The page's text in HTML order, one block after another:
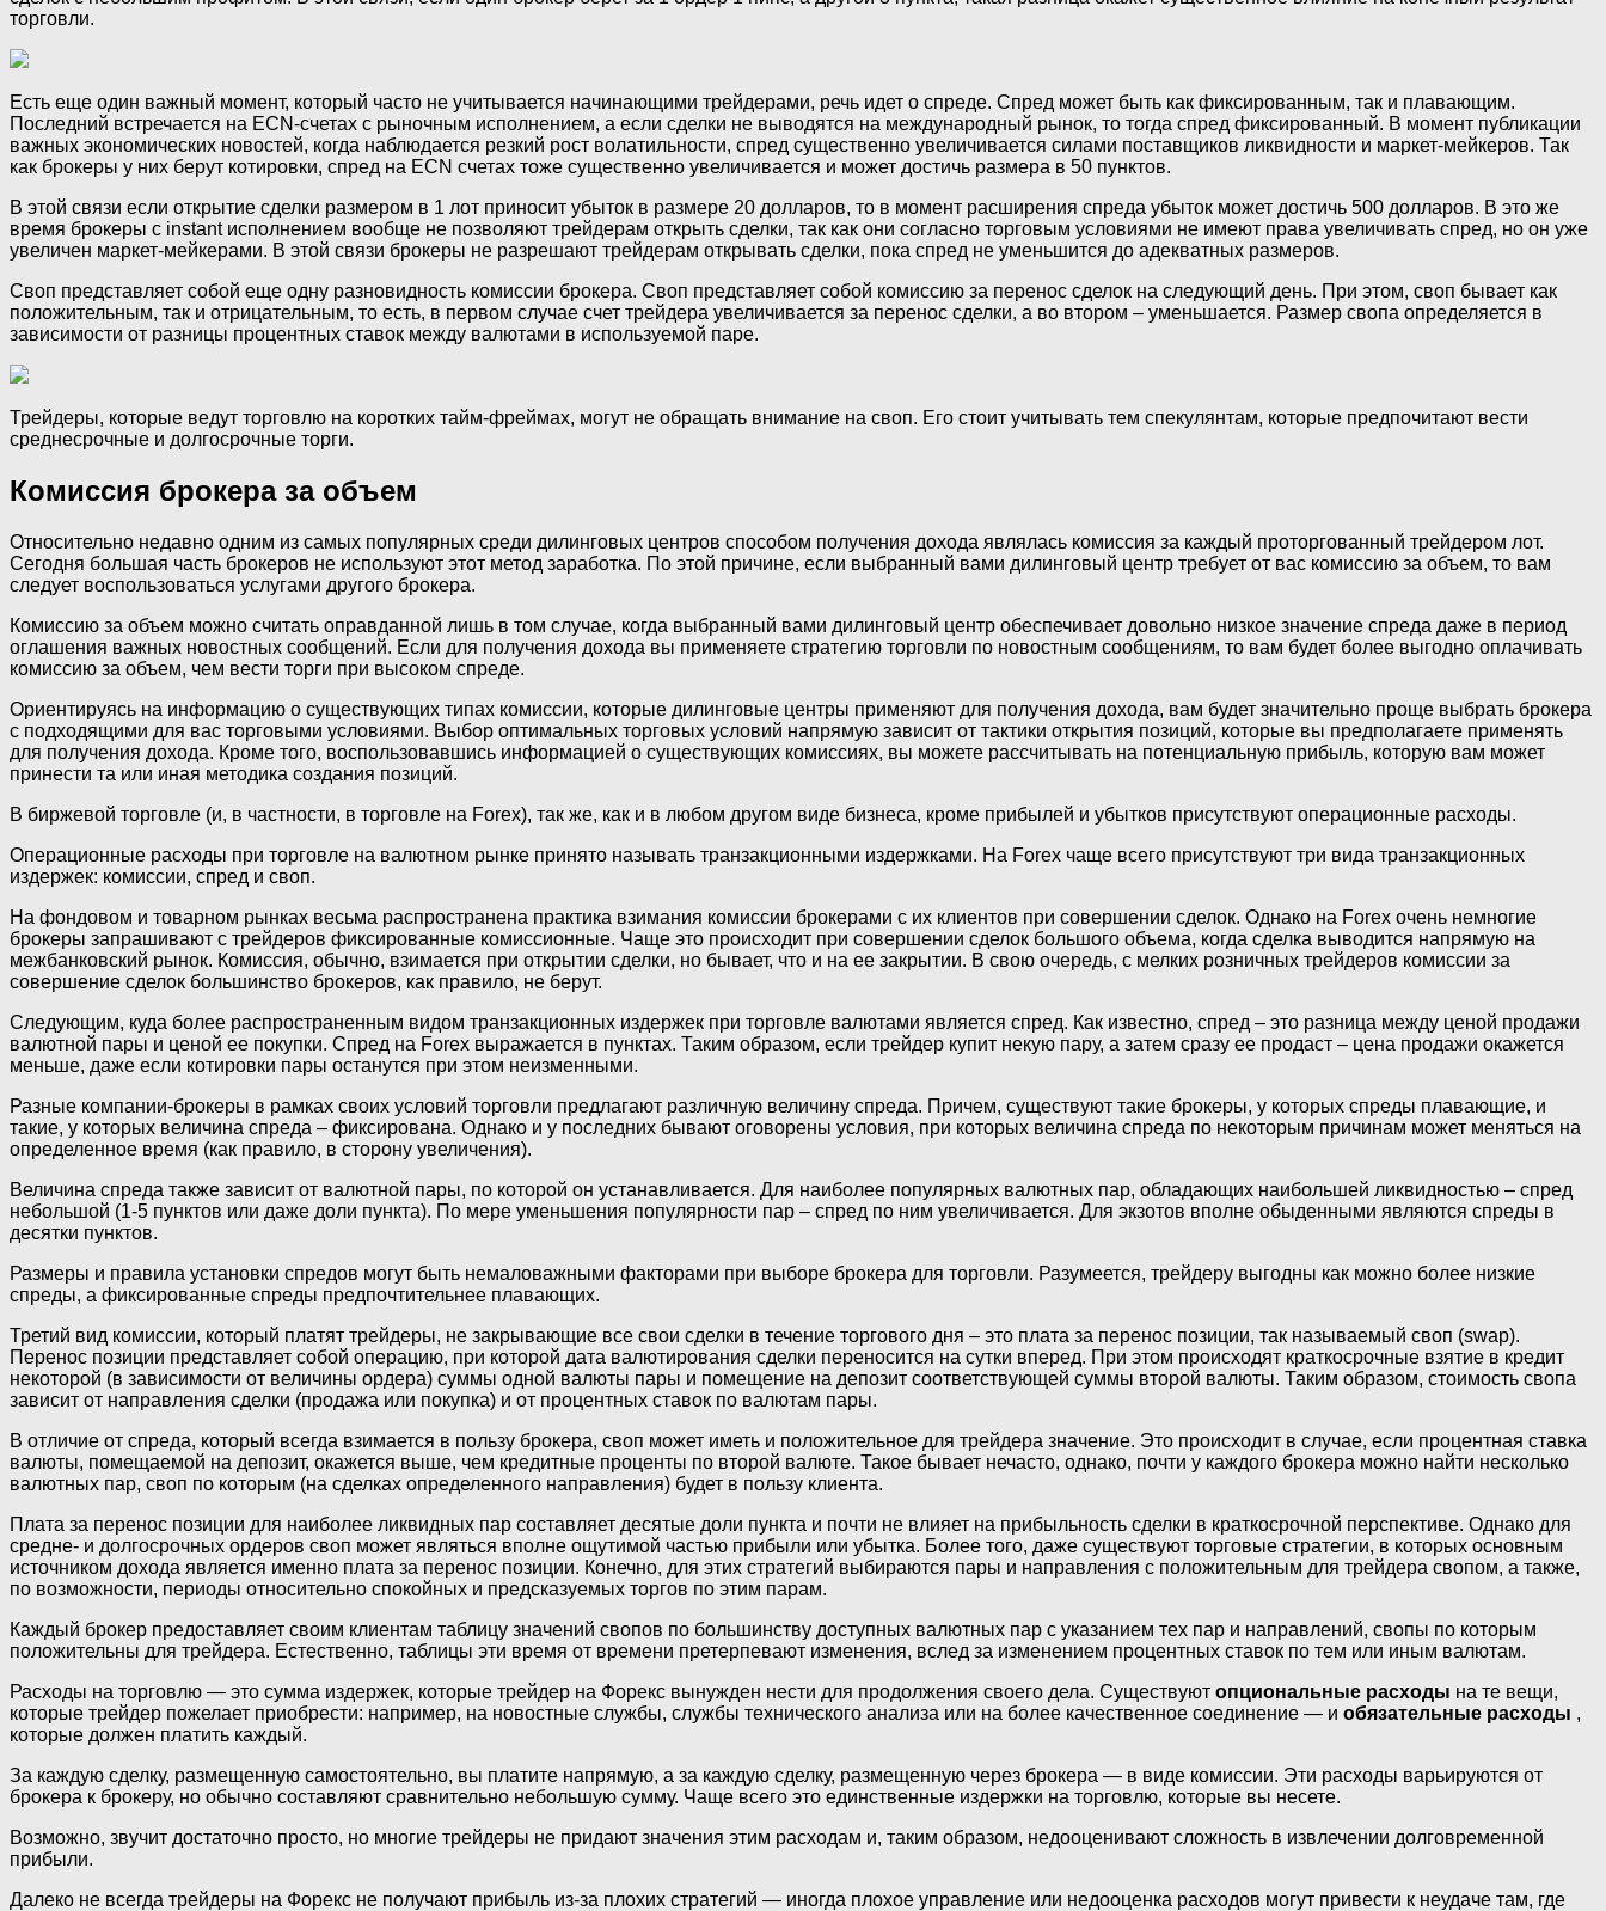
торговли.
Есть еще один важный момент, который часто не учитывается начинающими трейдерами, речь идет о спреде. Спред может быть как фиксированным, так и плавающим.
Последний встречается на ECN-счетах с рыночным исполнением, а если сделки не выводятся на международный рынок, то тогда спред фиксированный. В момент публикации
важных экономических новостей, когда наблюдается резкий рост волатильности, спред существенно увеличивается силами поставщиков ликвидности и маркет-мейкеров. Так
как брокеры у них берут котировки, спред на ECN счетах тоже существенно увеличивается и может достичь размера в 50 пунктов.
В этой связи если открытие сделки размером в 1 лот приносит убыток в размере 20 долларов, то в момент расширения спреда убыток может достичь 500 долларов. В это же
время брокеры с instant исполнением вообще не позволяют трейдерам открыть сделки, так как они согласно торговым условиями не имеют права увеличивать спред, но он уже
увеличен маркет-мейкерами. В этой связи брокеры не разрешают трейдерам открывать сделки, пока спред не уменьшится до адекватных размеров.
Своп представляет собой еще одну разновидность комиссии брокера. Своп представляет собой комиссию за перенос сделок на следующий день. При этом, своп бывает как
положительным, так и отрицательным, то есть, в первом случае счет трейдера увеличивается за перенос сделки, а во втором – уменьшается. Размер свопа определяется в
зависимости от разницы процентных ставок между валютами в используемой паре.
Трейдеры, которые ведут торговлю на коротких тайм-фреймах, могут не обращать внимание на своп. Его стоит учитывать тем спекулянтам, которые предпочитают вести
среднесрочные и долгосрочные торги.
Комиссия брокера за объем
Относительно недавно одним из самых популярных среди дилинговых центров способом получения дохода являлась комиссия за каждый проторгованный трейдером лот.
Сегодня большая часть брокеров не используют этот метод заработка. По этой причине, если выбранный вами дилинговый центр требует от вас комиссию за объем, то вам
следует воспользоваться услугами другого брокера.
Комиссию за объем можно считать оправданной лишь в том случае, когда выбранный вами дилинговый центр обеспечивает довольно низкое значение спреда даже в период
оглашения важных новостных сообщений. Если для получения дохода вы применяете стратегию торговли по новостным сообщениям, то вам будет более выгодно оплачивать
комиссию за объем, чем вести торги при высоком спреде.
Ориентируясь на информацию о существующих типах комиссии, которые дилинговые центры применяют для получения дохода, вам будет значительно проще выбрать брокера
с подходящими для вас торговыми условиями. Выбор оптимальных торговых условий напрямую зависит от тактики открытия позиций, которые вы предполагаете применять
для получения дохода. Кроме того, воспользовавшись информацией о существующих комиссиях, вы можете рассчитывать на потенциальную прибыль, которую вам может
принести та или иная методика создания позиций.
В биржевой торговле (и, в частности, в торговле на Forex), так же, как и в любом другом виде бизнеса, кроме прибылей и убытков присутствуют операционные расходы.
Операционные расходы при торговле на валютном рынке принято называть транзакционными издержками. На Forex чаще всего присутствуют три вида транзакционных
издержек: комиссии, спред и своп.
На фондовом и товарном рынках весьма распространена практика взимания комиссии брокерами с их клиентов при совершении сделок. Однако на Forex очень немногие
брокеры запрашивают с трейдеров фиксированные комиссионные. Чаще это происходит при совершении сделок большого объема, когда сделка выводится напрямую на
межбанковский рынок. Комиссия, обычно, взимается при открытии сделки, но бывает, что и на ее закрытии. В свою очередь, с мелких розничных трейдеров комиссии за
совершение сделок большинство брокеров, как правило, не берут.
Следующим, куда более распространенным видом транзакционных издержек при торговле валютами является спред. Как известно, спред – это разница между ценой продажи
валютной пары и ценой ее покупки. Спред на Forex выражается в пунктах. Таким образом, если трейдер купит некую пару, а затем сразу ее продаст – цена продажи окажется
меньше, даже если котировки пары останутся при этом неизменными.
Разные компании-брокеры в рамках своих условий торговли предлагают различную величину спреда. Причем, существуют такие брокеры, у которых спреды плавающие, и
такие, у которых величина спреда – фиксирована. Однако и у последних бывают оговорены условия, при которых величина спреда по некоторым причинам может меняться на
определенное время (как правило, в сторону увеличения).
Величина спреда также зависит от валютной пары, по которой он устанавливается. Для наиболее популярных валютных пар, обладающих наибольшей ликвидностью – спред
небольшой (1-5 пунктов или даже доли пункта). По мере уменьшения популярности пар – спред по ним увеличивается. Для экзотов вполне обыденными являются спреды в
десятки пунктов.
Размеры и правила установки спредов могут быть немаловажными факторами при выборе брокера для торговли. Разумеется, трейдеру выгодны как можно более низкие
спреды, а фиксированные спреды предпочтительнее плавающих.
Третий вид комиссии, который платят трейдеры, не закрывающие все свои сделки в течение торгового дня – это плата за перенос позиции, так называемый своп (swap).
Перенос позиции представляет собой операцию, при которой дата валютирования сделки переносится на сутки вперед. При этом происходят краткосрочные взятие в кредит
некоторой (в зависимости от величины ордера) суммы одной валюты пары и помещение на депозит соответствующей суммы второй валюты. Таким образом, стоимость свопа
зависит от направления сделки (продажа или покупка) и от процентных ставок по валютам пары.
В отличие от спреда, который всегда взимается в пользу брокера, своп может иметь и положительное для трейдера значение. Это происходит в случае, если процентная ставка
валюты, помещаемой на депозит, окажется выше, чем кредитные проценты по второй валюте. Такое бывает нечасто, однако, почти у каждого брокера можно найти несколько
валютных пар, своп по которым (на сделках определенного направления) будет в пользу клиента.
Плата за перенос позиции для наиболее ликвидных пар составляет десятые доли пункта и почти не влияет на прибыльность сделки в краткосрочной перспективе. Однако для
средне- и долгосрочных ордеров своп может являться вполне ощутимой частью прибыли или убытка. Более того, даже существуют торговые стратегии, в которых основным
источником дохода является именно плата за перенос позиции. Конечно, для этих стратегий выбираются пары и направления с положительным для трейдера свопом, а также,
по возможности, периоды относительно спокойных и предсказуемых торгов по этим парам.
Каждый брокер предоставляет своим клиентам таблицу значений свопов по большинству доступных валютных пар с указанием тех пар и направлений, свопы по которым
положительны для трейдера. Естественно, таблицы эти время от времени претерпевают изменения, вслед за изменением процентных ставок по тем или иным валютам.
Расходы на торговлю — это сумма издержек, которые трейдер на Форекс вынужден нести для продолжения своего дела. Существуют опциональные расходы на те вещи,
которые трейдер пожелает приобрести: например, на новостные службы, службы технического анализа или на более качественное соединение — и обязательные расходы ,
которые должен платить каждый.
За каждую сделку, размещенную самостоятельно, вы платите напрямую, а за каждую сделку, размещенную через брокера — в виде комиссии. Эти расходы варьируются от
брокера к брокеру, но обычно составляют сравнительно небольшую сумму. Чаще всего это единственные издержки на торговлю, которые вы несете.
Возможно, звучит достаточно просто, но многие трейдеры не придают значения этим расходам и, таким образом, недооценивают сложность в извлечении долговременной
прибыли.
Далеко не всегда трейдеры на Форекс не получают прибыль из-за плохих стратегий — иногда плохое управление или недооценка расходов могут привести к неудаче там, где